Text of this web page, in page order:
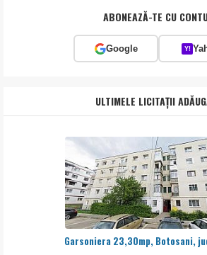
ABONEAZĂ-TE CU
Google Y!
ULTIMELE LICITAȚII
Garsoniera 23,30mp, Botosani,